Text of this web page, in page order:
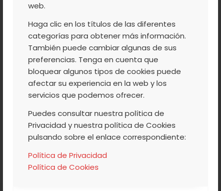
web.
Haga clic en los títulos de las diferentes
categorías para obtener más información.
También puede cambiar algunas de sus
preferencias. Tenga en cuenta que
bloquear algunos tipos de cookies puede
afectar su experiencia en la web y los
servicios que podemos ofrecer.
Puedes consultar nuestra política de
Privacidad y nuestra política de Cookies
pulsando sobre el enlace correspondiente:
Política de Privacidad
Política de Cookies
actividades para todas las edades. La
diversión está asegurada, así que, no os lo
perdais y Felices Fiestas!!!!
Leer más
14 AGOSTO, 2013
/ 0 COMENTARIOS
/ POR